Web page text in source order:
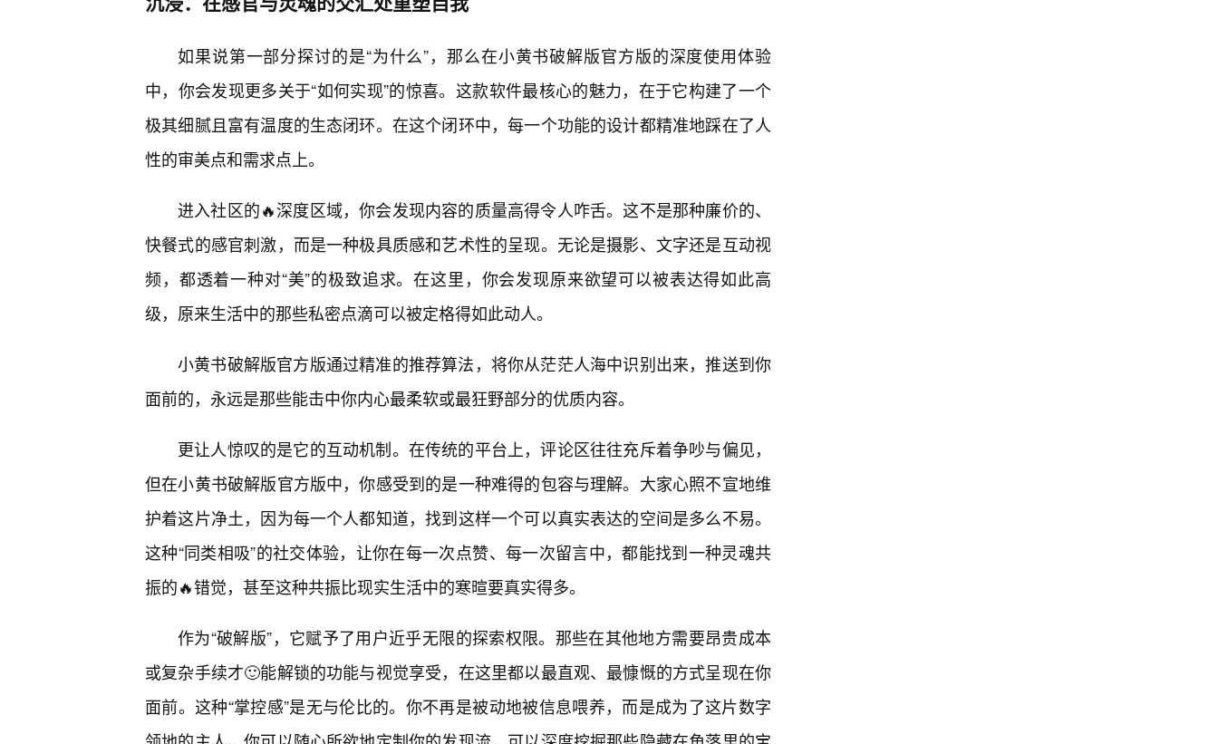
如果说第一部分探讨的是“为什么”，那么在小黄书破解版官方版的深度使用体验
中，你会发现更多关于“如何实现”的惊喜。这款软件最核心的魅力，在于它构建了一个
极其细腻且富有温度的生态闭环。在这个闭环中，每一个功能的设计都精准地踩在了人
性的审美点和需求点上。
进入社区的🔥深度区域，你会发现内容的质量高得令人咋舌。这不是那种廉价的、
快餐式的感官刺激，而是一种极具质感和艺术性的呈现。无论是摄影、文字还是互动视
频，都透着一种对“美”的极致追求。在这里，你会发现原来欲望可以被表达得如此高
级，原来生活中的那些私密点滴可以被定格得如此动人。
小黄书破解版官方版通过精准的推荐算法，将你从茫茫人海中识别出来，推送到你
面前的，永远是那些能击中你内心最柔软或最狂野部分的优质内容。
更让人惊叹的是它的互动机制。在传统的平台上，评论区往往充斥着争吵与偏见，
但在小黄书破解版官方版中，你感受到的是一种难得的包容与理解。大家心照不宣地维
护着这片净土，因为每一个人都知道，找到这样一个可以真实表达的空间是多么不易。
这种“同类相吸”的社交体验，让你在每一次点赞、每一次留言中，都能找到一种灵魂共
振的🔥错觉，甚至这种共振比现实生活中的寒暄要真实得多。
作为“破解版”，它赋予了用户近乎无限的探索权限。那些在其他地方需要昂贵成本
或复杂手续才🙂能解锁的功能与视觉享受，在这里都以最直观、最慷慨的方式呈现在你
面前。这种“掌控感”是无与伦比的。你不再是被动地被信息喂养，而是成为了这片数字